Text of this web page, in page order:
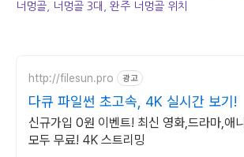
너멍골, 너멍골 3대, 완주 너멍골 위치
http://filesun.pro 광고
다큐 파일썬 초고속, 4K 실시간 보기!
신규가입 0원 이벤트! 최신 영화,드라마,애니
모두 무료! 4K 스트리밍